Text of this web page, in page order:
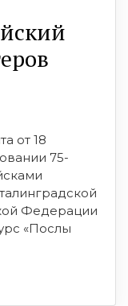
от 18
75-
Федерации
«Послы